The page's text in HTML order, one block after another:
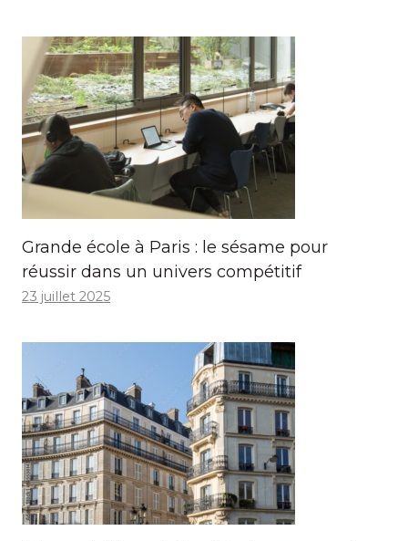
Grande école à Paris : le sésame pour
réussir dans un univers compétitif
23 juillet 2025